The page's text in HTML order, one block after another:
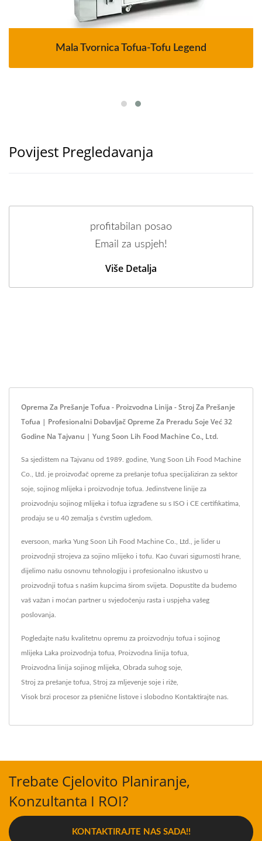
Mala Tvornica Tofua-Tofu Legend
Povijest Pregledavanja
profitabilan posao
Email za uspjeh!
Više Detalja
Oprema Za Prešanje Tofua - Proizvodna Linija - Stroj Za Prešanje
Tofua | Profesionalni Dobavljač Opreme Za Preradu Soje Već 32
Godine Na Tajvanu | Yung Soon Lih Food Machine Co., Ltd.
Sa sjedištem na Tajvanu od 1989. godine, Yung Soon Lih Food Machine
Co., Ltd. je proizvođač opreme za prešanje tofua specijaliziran za sektor
soje, sojinog mlijeka i proizvodnje tofua. Jedinstvene linije za
proizvodnju sojinog mlijeka i tofua izgrađene su s ISO i CE certifikatima,
prodaju se u 40 zemalja s čvrstim ugledom.
eversoon, marka Yung Soon Lih Food Machine Co., Ltd., je lider u
proizvodnji strojeva za sojino mlijeko i tofu. Kao čuvari sigurnosti hrane,
dijelimo našu osnovnu tehnologiju i profesionalno iskustvo u
proizvodnji tofua s našim kupcima širom svijeta. Dopustite da budemo
vaš važan i moćan partner u svjedočenju rasta i uspjeha vašeg
poslovanja.
Pogledajte našu kvalitetnu opremu za proizvodnju tofua i sojinog
mlijeka Laka proizvodnja tofua Proizvodna linija tofua
Proizvodna linija sojinog mlijeka Obrada suhog soje
Stroj za prešanje tofua Stroj za mljevenje soje i riže
Visok brzi procesor za pšenične listove i slobodno Kontaktirajte nas
Trebate Cjelovito Planiranje,
Konzultanta I ROI?
KONTAKTIRAJTE NAS SADA!!